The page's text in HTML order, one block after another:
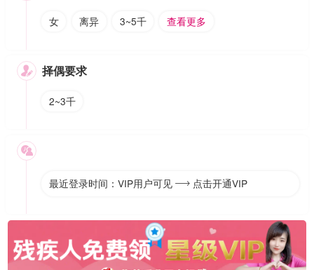
女 离异 3~5千 查看更多
 择偶要求
2~3千

最近登录时间：VIP用户可见  点击开通VIP